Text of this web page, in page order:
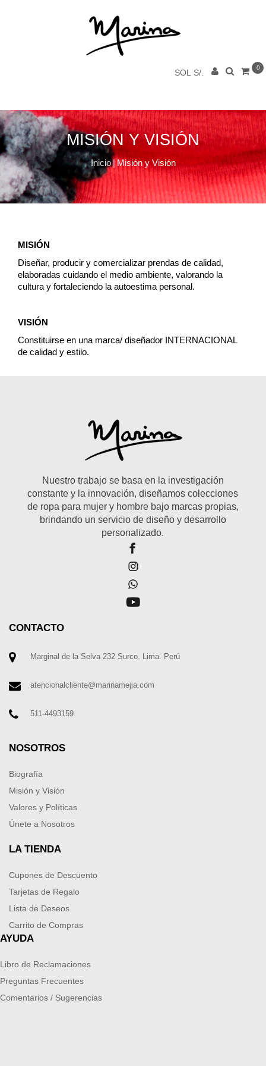
SOL S/.
0
MISIÓN Y VISIÓN
Inicio| Misión y Visión
MISIÓN
Diseñar, producir y comercializar prendas de calidad,
elaboradas cuidando el medio ambiente, valorando la
cultura y fortaleciendo la autoestima personal.
VISIÓN
Constituirse en una marca/ diseñador INTERNACIONAL
de calidad y estilo.
Nuestro trabajo se basa en la investigación
constante y la innovación, diseñamos colecciones
de ropa para mujer y hombre bajo marcas propias,
brindando un servicio de diseño y desarrollo
personalizado.
CONTACTO
Marginal de la Selva 232 Surco. Lima. Perú
atencionalcliente@marinamejia.com
511-4493159
NOSOTROS
Biografía
Misión y Visión
Valores y Políticas
Únete a Nosotros
LA TIENDA
Cupones de Descuento
Tarjetas de Regalo
Lista de Deseos
Carrito de Compras
AYUDA
Libro de Reclamaciones
Preguntas Frecuentes
Comentarios / Sugerencias